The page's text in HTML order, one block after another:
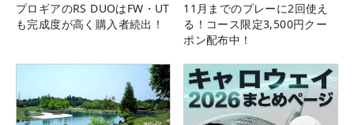
プロギアのRS DUOはFW・UT
も完成度が高く購入者続出！
11月までのプレーに2回使え
る！コース限定3,500円クー
ポン配布中！